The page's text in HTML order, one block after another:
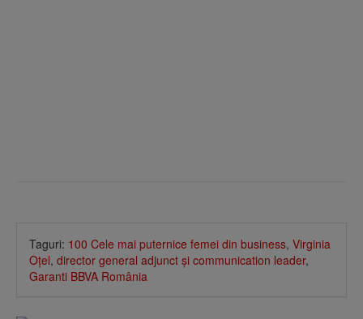
Taguri: 100 Cele mai puternice femei din business, Virginia
Oţel, director general adjunct şi communication leader,
Garanti BBVA România